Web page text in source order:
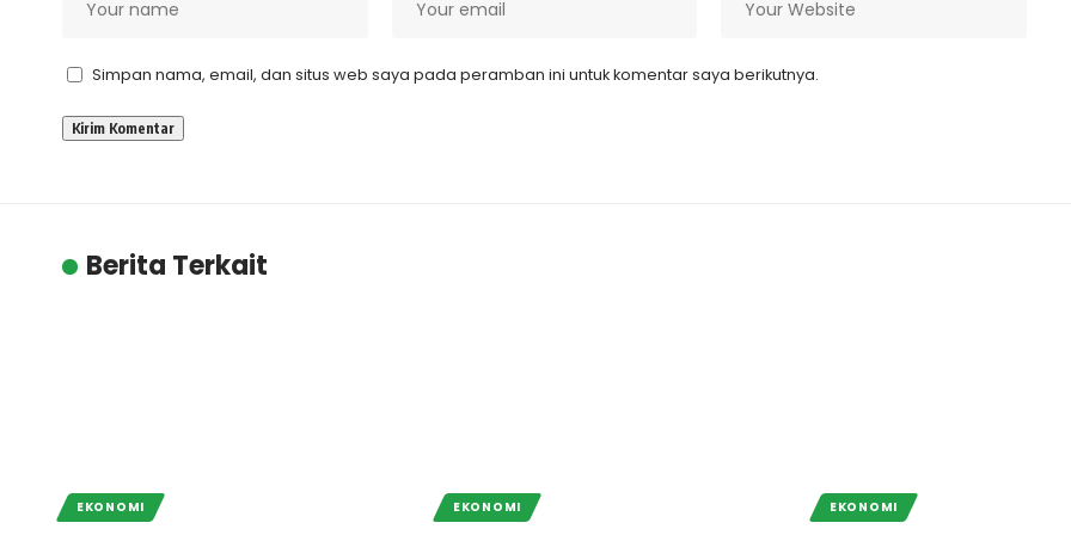
Simpan nama, email, dan situs web saya pada peramban ini untuk komentar saya berikutnya.
Berita Terkait
EKONOMI EKONOMI EKONOMI